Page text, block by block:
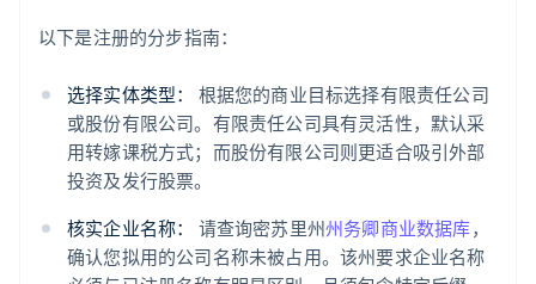
以下是注册的分步指南：
选择实体类型：
根据您的商业目标选择有限责任公司
或股份有限公司。有限责任公司具有灵活性，默认采
用转嫁课税方式；而股份有限公司则更适合吸引外部
投资及发行股票。
核实企业名称：
请查询密苏里州州务卿商业数据库，
确认您拟用的公司名称未被占用。该州要求企业名称